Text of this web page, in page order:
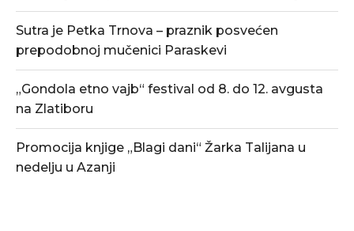
Sutra je Petka Trnova – praznik posvećen
prepodobnoj mučenici Paraskevi
„Gondola etno vajb“ festival od 8. do 12. avgusta
na Zlatiboru
Promocija knjige „Blagi dani“ Žarka Talijana u
nedelju u Azanji